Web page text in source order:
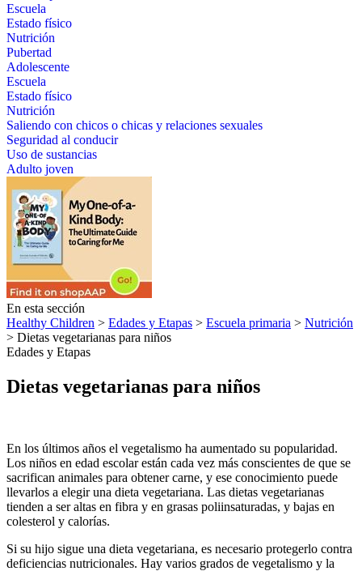
Escuela
Estado físico
Nutrición
Pubertad
Adolescente
Escuela
Estado físico
Nutrición
Saliendo con chicos o chicas y relaciones sexuales
Seguridad al conducir
Uso de sustancias
Adulto joven
En esta sección
Healthy Children > Edades y Etapas > Escuela primaria > Nutrición
> Dietas vegetarianas para niños
Edades y Etapas
Dietas vegetarianas para niños
En los últimos años el vegetalismo ha aumentado su popularidad.
Los niños en edad escolar están cada vez más conscientes de que se
sacrifican animales para obtener carne, y ese conocimiento puede
llevarlos a elegir una dieta vegetariana. Las dietas vegetarianas
tienden a ser altas en fibra y en grasas poliinsaturadas, y bajas en
colesterol y calorías.
Si su hijo sigue una dieta vegetariana, es necesario protegerlo contra
deficiencias nutricionales. Hay varios grados de vegetalismo y la